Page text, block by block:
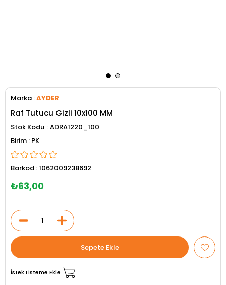
Marka :AYDER
Raf Tutucu Gizli 10x100 MM
Stok Kodu ADRA1220_100
PK
Barkod :1062009238692
₺63,00
İstek Listeme Ekle